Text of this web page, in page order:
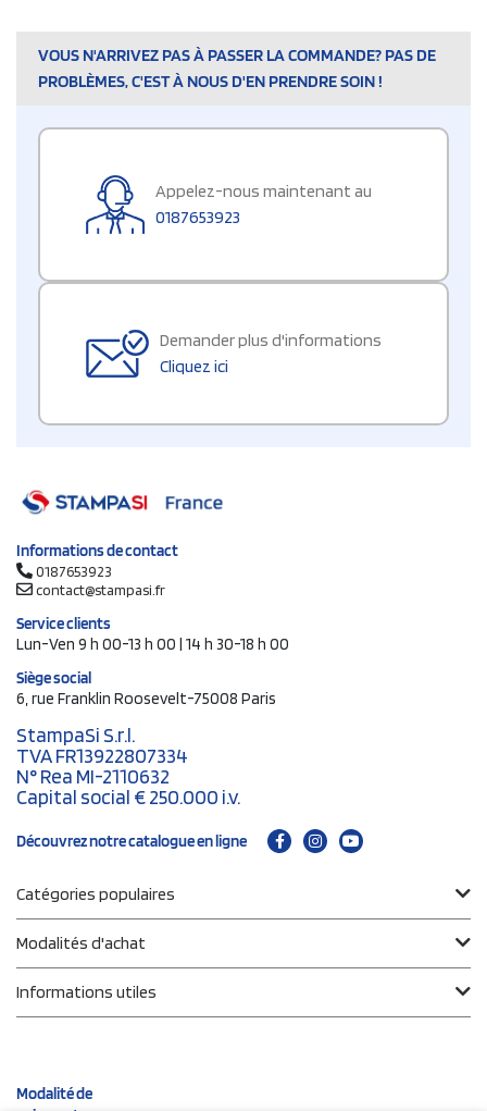
VOUS N'ARRIVEZ PAS À PASSER LA COMMANDE? PAS DE
PROBLÈMES, C'EST À NOUS D'EN PRENDRE SOIN !
Appelez-nous maintenant au
0187653923
Demander plus d'informations
Cliquez ici
Informations de contact
0187653923
contact@stampasi.fr
Service clients
Lun-Ven 9 h 00-13 h 00 | 14 h 30-18 h 00
Siège social
6, rue Franklin Roosevelt-75008 Paris
StampaSi S.r.l.
TVA FR13922807334
N° Rea MI-2110632
Capital social € 250.000 i.v.
Découvrez notre catalogue en ligne
Catégories populaires
Modalités d'achat
Informations utiles
Modalité de